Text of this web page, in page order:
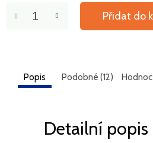
Přidat do
Popis Podobné (12)
Detailní